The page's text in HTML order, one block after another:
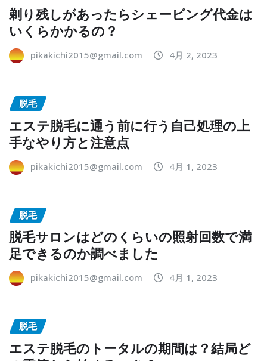
剃り残しがあったらシェービング代金は
いくらかかるの？
pikakichi2015@gmail.com 4月 2, 2023
脱毛
エステ脱毛に通う前に行う自己処理の上
手なやり方と注意点
pikakichi2015@gmail.com 4月 1, 2023
脱毛
脱毛サロンはどのくらいの照射回数で満
足できるのか調べました
pikakichi2015@gmail.com 4月 1, 2023
脱毛
エステ脱毛のトータルの期間は？結局ど